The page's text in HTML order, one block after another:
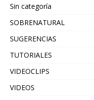
Sin categoría
SOBRENATURAL
SUGERENCIAS
TUTORIALES
VIDEOCLIPS
VIDEOS